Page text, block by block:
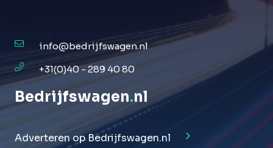
info@bedrijfswagen.nl
+31(0)40 - 289 40 80
Bedrijfswagen.nl
Adverteren op Bedrijfswagen.nl